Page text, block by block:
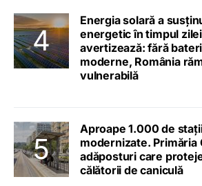
Energia solară a
energetic în timpul
avertizează: fără
moderne, România
vulnerabilă
Aproape 1.000 de
modernizate. Primăria
adăposturi care
călătorii de caniculă